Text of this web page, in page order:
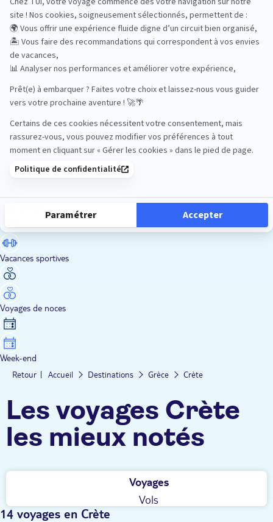
Road Trips
Safari
Sénior
Vacances sportives
Voyages de noces
Week-end
Retour Accueil Destinations Grèce Crète
Les voyages Crète
les mieux notés
Voyages
Vols
14 voyages en Crète